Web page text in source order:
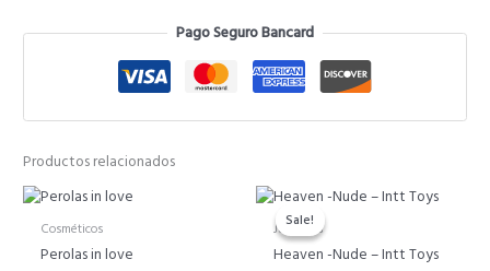
Pago Seguro Bancard
Productos relacionados
Cosméticos
Perolas in love
Sale!
Sale!
Juguetes
Heaven -Nude – Intt Toys
El
original
El
actual